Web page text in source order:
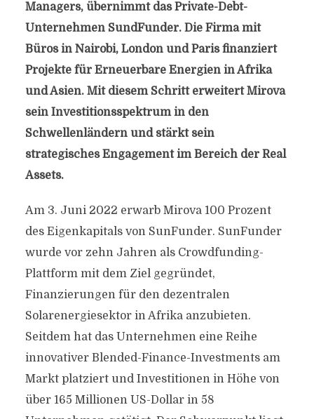
Managers, übernimmt das Private-Debt-
Unternehmen SundFunder. Die Firma mit
Büros in Nairobi, London und Paris finanziert
Projekte für Erneuerbare Energien in Afrika
und Asien. Mit diesem Schritt erweitert Mirova
sein Investitionsspektrum in den
Schwellenländern und stärkt sein
strategisches Engagement im Bereich der Real
Assets.
Am 3. Juni 2022 erwarb Mirova 100 Prozent
des Eigenkapitals von SunFunder. SunFunder
wurde vor zehn Jahren als Crowdfunding-
Plattform mit dem Ziel gegründet,
Finanzierungen für den dezentralen
Solarenergiesektor in Afrika anzubieten.
Seitdem hat das Unternehmen eine Reihe
innovativer Blended-Finance-Investments am
Markt platziert und Investitionen in Höhe von
über 165 Millionen US-Dollar in 58